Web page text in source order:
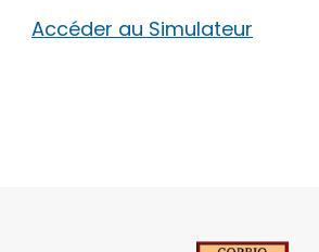
Accéder au Simulateur